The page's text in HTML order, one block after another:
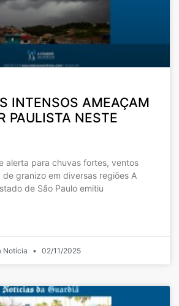
INTENSOS AMEAÇAM
PAULISTA NESTE
alerta para chuvas fortes, ventos
de granizo em diversas regiões A
de São Paulo emitiu
Notícia 02/11/2025